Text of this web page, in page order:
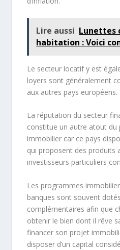
Lire aussi Lunettes
habitation : Voici
Le secteur locatif y est
loyers sont généralement
aux autres pays européens.
La réputation du secteur
constitue un autre atout du
immobilier car ce pays
qui proposent des produits
investisseurs particuliers
Les programmes
banques sont souvent
complémentaires afin que
obtenir le bien dont il rêve
financer son projet
disposer d’un capital